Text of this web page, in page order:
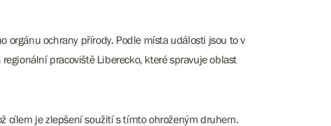
ochrany přírody. Podle místa události jsou to v
pracoviště Liberecko, které spravuje oblast
cílem je zlepšení soužití s tímto ohroženým druhem.